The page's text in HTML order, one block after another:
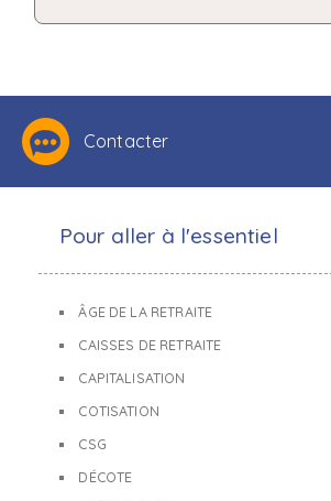
Contacter
Pour aller à l'essentiel
ÂGE DE LA RETRAITE
CAISSES DE RETRAITE
CAPITALISATION
COTISATION
CSG
DÉCOTE